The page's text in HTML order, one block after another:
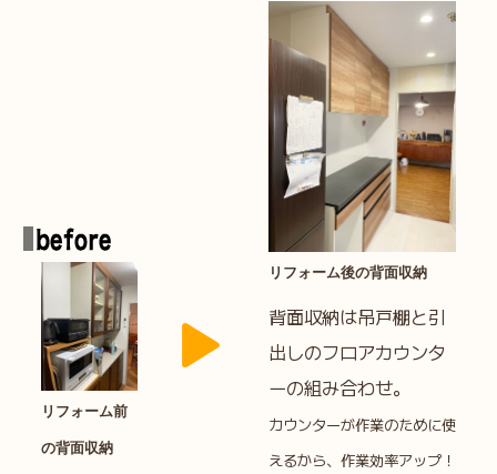
リフォーム前
の背面収納
リフォーム後の背面収納
背面収納は吊戸棚と引
出しのフロアカウンタ
ーの組み合わせ。
カウンターが作業のために使
えるから、作業効率アップ！